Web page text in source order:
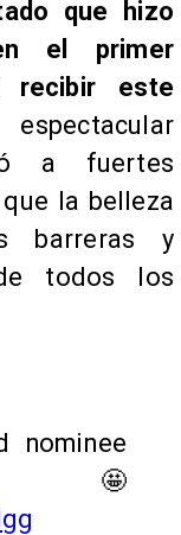
que hizo
el primer
recibir este
a fuertes
la belleza
barreras y
todos los
nominee
🤩